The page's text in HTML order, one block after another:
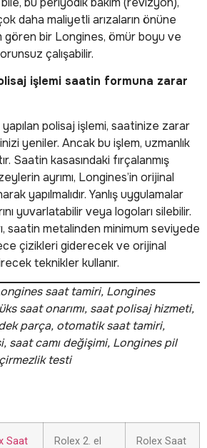
daha maliyetli arızaların önüne
gören bir Longines, ömür boyu ve
çalışabilir.
işlemi saatin formuna zarar
polisaj işlemi, saatinize zarar
yeniler. Ancak bu işlem, uzmanlık
Saatin kasasındaki fırçalanmış
ayrımı, Longines’in orijinal
yapılmalıdır. Yanlış uygulamalar
yuvarlatabilir veya logoları silebilir.
saatin metalinden minimum seviyede
çizikleri giderecek ve orijinal
teknikler kullanır.
saat tamiri, Longines
saat onarımı, saat polisaj hizmeti,
parça, otomatik saat tamiri,
saat camı değişimi, Longines pil
testi
Saat
Rolex 2. el
Rolex Saat